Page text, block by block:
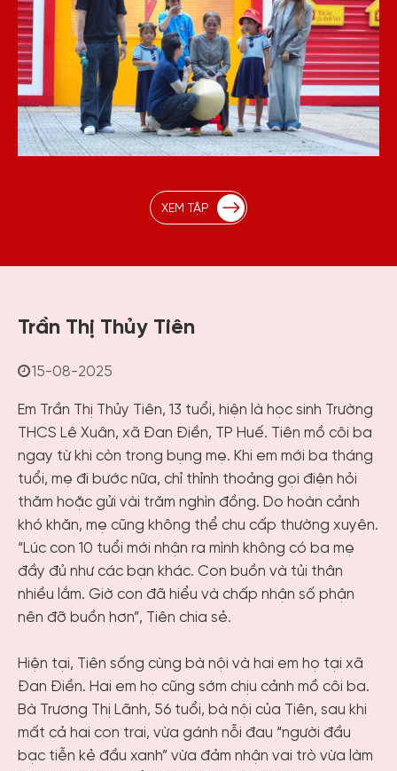
XEM TẬP
Trần Thị Thủy Tiên
15-08-2025
Em Trần Thị Thủy Tiên, 13 tuổi, hiện là học sinh Trường
THCS Lê Xuân, xã Đan Điền, TP Huế. Tiên mồ côi ba
ngay từ khi còn trong bụng mẹ. Khi em mới ba tháng
tuổi, mẹ đi bước nữa, chỉ thỉnh thoảng gọi điện hỏi
thăm hoặc gửi vài trăm nghìn đồng. Do hoàn cảnh
khó khăn, mẹ cũng không thể chu cấp thường xuyên.
“Lúc con 10 tuổi mới nhận ra mình không có ba mẹ
đầy đủ như các bạn khác. Con buồn và tủi thân
nhiều lắm. Giờ con đã hiểu và chấp nhận số phận
nên đỡ buồn hơn”, Tiên chia sẻ.
Hiện tại, Tiên sống cùng bà nội và hai em họ tại xã
Đan Điền. Hai em họ cũng sớm chịu cảnh mồ côi ba.
Bà Trương Thị Lãnh, 56 tuổi, bà nội của Tiên, sau khi
mất cả hai con trai, vừa gánh nỗi đau “người đầu
bạc tiễn kẻ đầu xanh” vừa đảm nhận vai trò vừa làm